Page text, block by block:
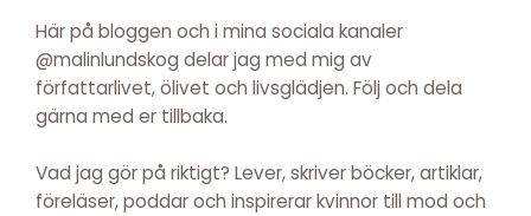
Här på bloggen och i mina sociala kanaler
@malinlundskog delar jag med mig av
författarlivet, ölivet och livsglädjen. Följ och dela
gärna med er tillbaka.
Vad jag gör på riktigt? Lever, skriver böcker, artiklar,
föreläser, poddar och inspirerar kvinnor till mod och